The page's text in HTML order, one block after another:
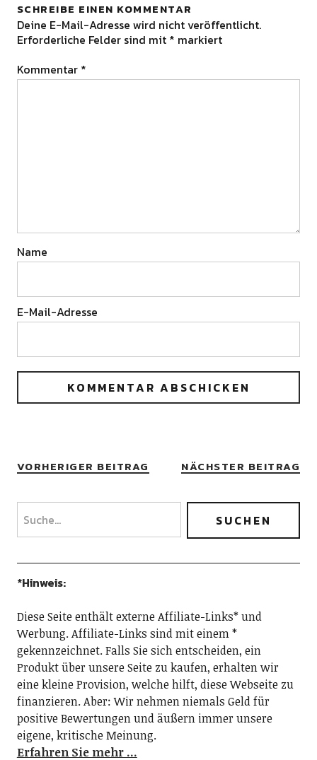
SCHREIBE EINEN KOMMENTAR
Deine E-Mail-Adresse wird nicht veröffentlicht.
Erforderliche Felder sind mit * markiert
Kommentar *
Name
E-Mail-Adresse
VORHERIGER BEITRAG NÄCHSTER BEITRAG
*Hinweis:
Diese Seite enthält externe Affiliate-Links* und
Werbung. Affiliate-Links sind mit einem *
gekennzeichnet. Falls Sie sich entscheiden, ein
Produkt über unsere Seite zu kaufen, erhalten wir
eine kleine Provision, welche hilft, diese Webseite zu
finanzieren. Aber: Wir nehmen niemals Geld für
positive Bewertungen und äußern immer unsere
eigene, kritische Meinung.
Erfahren Sie mehr …